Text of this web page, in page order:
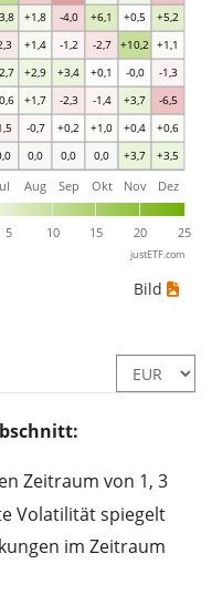
0,0 0,0 0,0 +3,7 +3,5
-0,7 +0,2 +1,0 +0,4 +0,6
+1,7 -2,3 -1,4 +3,7 -6,5
+2,9 +3,4 +0,1 -0,0 -1,3
+1,4 -1,2 -2,7 +10,2 +1,1
+1,8 -4,0 +6,1 +0,5 +5,2
5 10 15 20 25
Aug Sep Okt Nov Dez
justETF.com
Bild
Zeitraum von 1, 3
Volatilität spiegelt
im Zeitraum